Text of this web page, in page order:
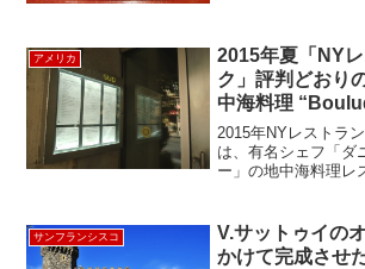
の、牛のピンクのネ
で...
アメリカ
2015年夏「NY
ク」評判どおり
中海料理
2015年NYレストラ
は、有名シェフ「ダ
ー」の地中海料理レ
ー近くにあります。
ン...
サンフランシスコ
V.サットゥイの
かけて完成させ